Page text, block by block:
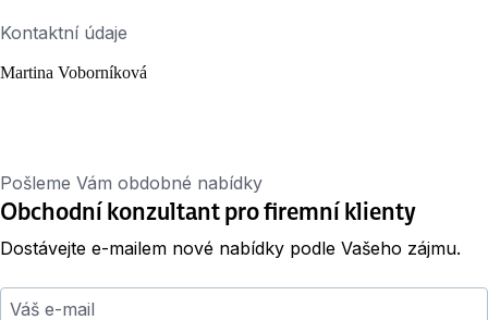
Kontaktní údaje
Martina Voborníková
Pošleme Vám obdobné nabídky
Obchodní konzultant pro firemní klienty
Dostávejte e-mailem nové nabídky podle Vašeho zájmu.
Váš e-mail